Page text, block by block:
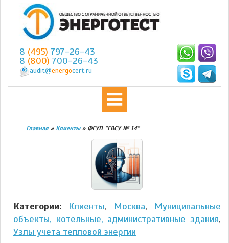
8 (495) 797-26-43
8 (800) 700-26-43
audit@energocert.ru
Главная » Клиенты» ФГУП "ГВСУ № 14"
Категории: Клиенты, Москва, Муниципальные
объекты, котельные, административные здания,
Узлы учета тепловой энергии